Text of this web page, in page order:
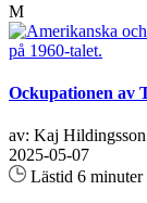
M
Ockupationen av
av: Kaj Hildingsson
2025-05-07
Lästid 6 minuter